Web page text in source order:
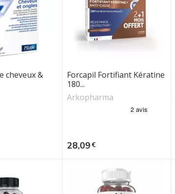
cheveux &
Forcapil Fortifiant Kératine
180...
Arkopharma
Prix
28,09€